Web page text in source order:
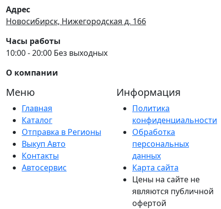
Адрес
Новосибирск, Нижегородская д. 166
Часы работы
10:00 - 20:00 Без выходных
О компании
Меню
Главная
Каталог
Отправка в Регионы
Выкуп Авто
Контакты
Автосервис
Информация
Политика
конфиденциальности
Обработка
персональных
данных
Карта сайта
Цены на сайте не
являются публичной
офертой